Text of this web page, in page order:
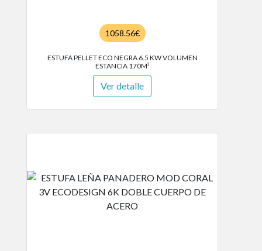
1058.56€
ESTUFA PELLET ECO NEGRA 6.5 KW VOLUMEN
ESTANCIA 170M³
Ver detalle